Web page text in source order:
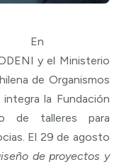
En
y el Ministerio
de Organismos
la Fundación
de talleres para
El 29 de agosto
de proyectos y